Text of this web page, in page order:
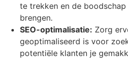
te trekken en de
brengen.
SEO-optimalisatie: Zorg
geoptimaliseerd is voor
potentiële klanten je